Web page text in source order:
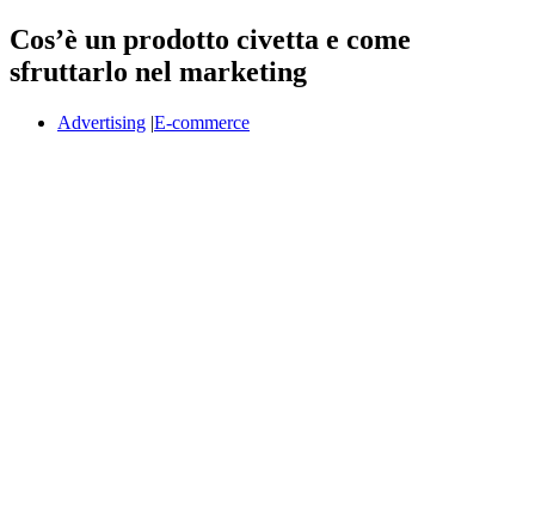
Cos’è un prodotto civetta e come
sfruttarlo nel marketing
Advertising |E-commerce